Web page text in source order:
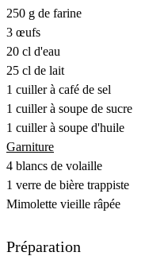
250 g de farine
3 œufs
20 cl d'eau
25 cl de lait
1 cuiller à café de sel
1 cuiller à soupe de sucre
1 cuiller à soupe d'huile
Garniture
4 blancs de volaille
1 verre de bière trappiste
Mimolette vieille râpée
Préparation